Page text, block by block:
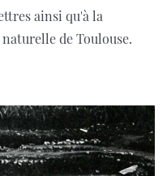
ainsi qu'à la
de Toulouse.